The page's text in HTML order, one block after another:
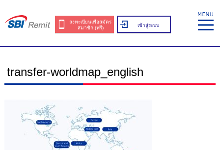
ลงทะเบียนเพื่อสมัคร
สมาชิก (ฟรี)
เข้าสู่ระบบ
transfer-worldmap_english